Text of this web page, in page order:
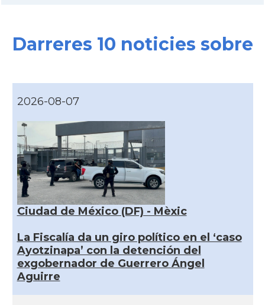
Darreres 10 noticies sobre
2026-08-07
Ciudad de México (DF) - Mèxic
La Fiscalía da un giro político en el ‘caso
Ayotzinapa’ con la detención del
exgobernador de Guerrero Ángel
Aguirre